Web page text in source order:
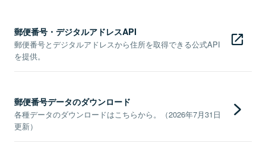
郵便番号・デジタルアドレスAPI
郵便番号とデジタルアドレスから住所を取得できる公式API
を提供。
郵便番号データのダウンロード
各種データのダウンロードはこちらから。（2026年7月31日
更新）